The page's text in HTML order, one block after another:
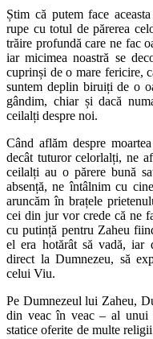
Știm că putem face
rupe cu totul de părerea
trăire profundă care ne fac
iar micimea noastră se
cuprinși de o mare fericire,
suntem deplin biruiți de o
gândim, chiar și dacă
ceilalți despre noi.
Când aflăm despre
decât tuturor celorlalți, ne
ceilalți au o părere bună
absență, ne întâlnim cu
aruncăm în brațele
cei din jur vor crede că ne
cu putință pentru Zaheu
el era hotărât să vadă, iar
direct la Dumnezeu, să
celui Viu.
Pe Dumnezeul lui Zaheu,
din veac în veac – al unui
statice oferite de multe